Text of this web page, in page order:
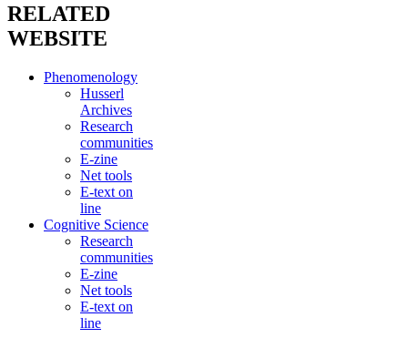
RELATED
WEBSITE
Phenomenology
Husserl
Archives
Research
communities
E-zine
Net tools
E-text on
line
Cognitive Science
Research
communities
E-zine
Net tools
E-text on
line